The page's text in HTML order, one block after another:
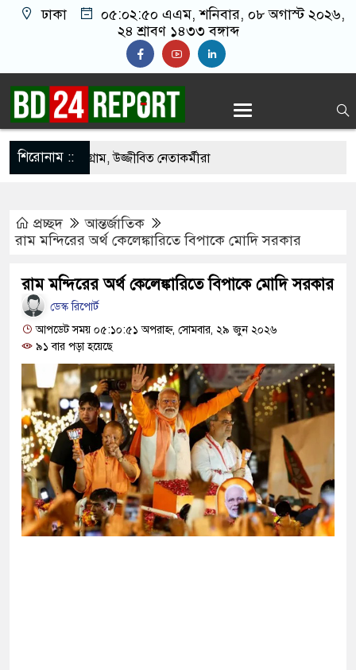
ঢাকা ০৫:০২:৫১ এএম, শনিবার, ০৮ অগাস্ট ২০২৬,
২৪ শ্রাবণ ১৪৩৩ বঙ্গাব্দ
শিরোনাম ::
প্রস্তুত চট্টগ্রাম, উজ্জীবিত নেতাকর্মীরা
দশমিক ৩ টন কাঁদুনে গ্যাস আমদানি
হবে: ছেলেকে নিয়ে রোনালদোর বড় আশা
বের হওয়ার পথ খুঁজছেন ট্রাম্পের শীর্ষ জেনারেল
থেকে বস্ত্রহীন অবস্থায় যুবদল নেতা আটক
ইরানের বন্দর অবরোধ তুলে নেবে যুক্তরাষ্ট্র
শাস্তি মৃত্যুদণ্ড, তাই ভেবে মজুদ করবেন:
প্রচ্ছদ
আন্তর্জাতিক
রাম মন্দিরের অর্থ কেলেঙ্কারিতে বিপাকে মোদি সরকার
রাম মন্দিরের অর্থ কেলেঙ্কারিতে বিপাকে মোদি সরকার
ডেস্ক রিপোর্ট
আপডেট সময় ০৫:১০:৫১ অপরাহ্ন, সোমবার, ২৯ জুন ২০২৬
৯১ বার পড়া হয়েছে